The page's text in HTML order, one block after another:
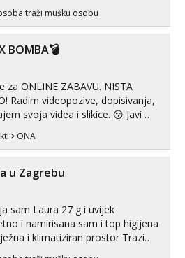
i nešto više.💋🌺 Klikni na link
traži mušku osobu
BOMBA💣
za ONLINE ZABAVU. NISTA
svoja videa i slikice. 😚 Javi mi
Telegram. +385 91 723 0045
ONA
u Zagrebu
sam Laura 27 g i uvijek
i namirisana sam i top higijena
i klimatiziran prostor Trazim